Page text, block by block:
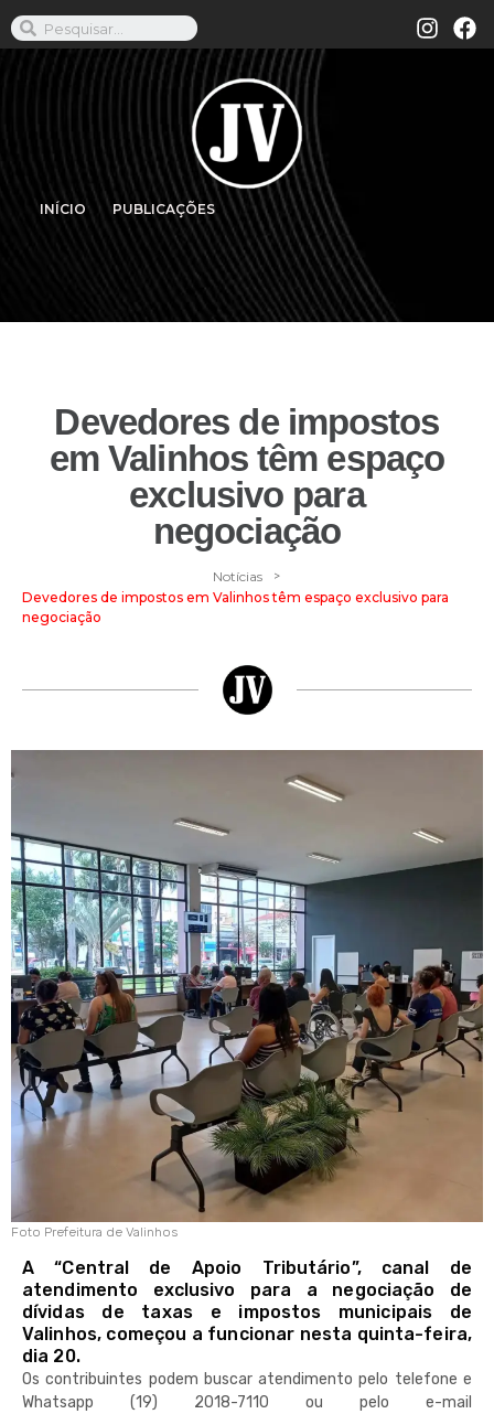
INÍCIO PUBLICAÇÕES
Devedores de impostos
em Valinhos têm espaço
exclusivo para
negociação
Notícias >
Devedores de impostos em Valinhos têm espaço exclusivo para
negociação
Foto Prefeitura de Valinhos
A “Central de Apoio Tributário”, canal de
atendimento exclusivo para a negociação de
dívidas de taxas e impostos municipais de
Valinhos, começou a funcionar nesta quinta-feira,
dia 20.
Os contribuintes podem buscar atendimento pelo telefone e
Whatsapp (19) 2018-7110 ou pelo e-mail